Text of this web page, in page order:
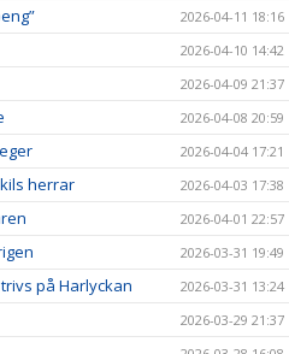
2026-04-11 18:16
2026-04-10 14:42
2026-04-09 21:37
2026-04-08 20:59
2026-04-04 17:21
herrar 2026-04-03 17:38
2026-04-01 22:57
2026-03-31 19:49
på Harlyckan 2026-03-31 13:24
2026-03-29 21:37